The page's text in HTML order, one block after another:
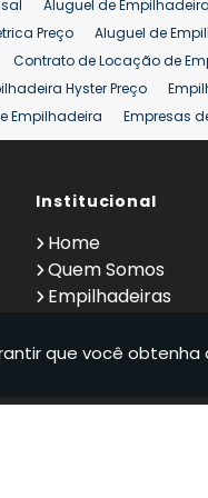
Aluguel de Empilhadeira
Preço
Aluguel de
Contrato de Locação de
Hyster Preço
Empilhadeira
Empresas
Locação Empilhadeira
Comprar Empilhadeira
ton
Comprar
Institucional
Home
Quem Somos
Empilhadeiras
Informações
que você obtenha